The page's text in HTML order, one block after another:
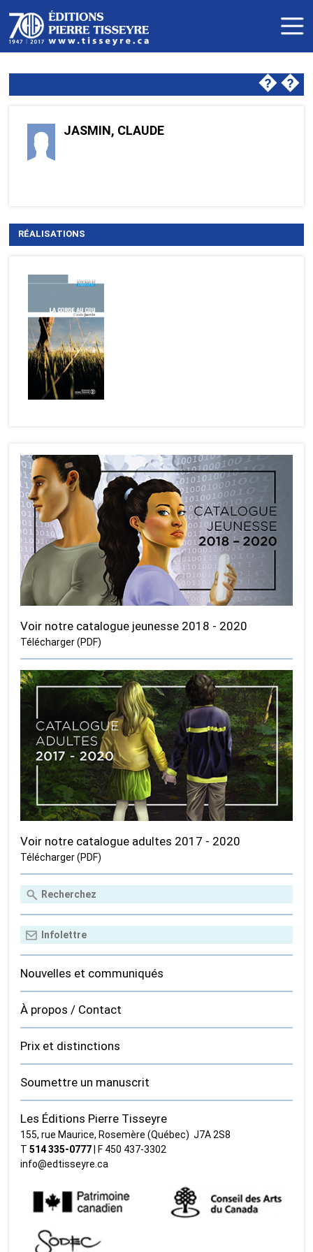
��
JASMIN, CLAUDE
RÉALISATIONS
Voir notre catalogue jeunesse 2018 - 2020
Télécharger (PDF)
Voir notre catalogue adultes 2017 - 2020
Télécharger (PDF)
Nouvelles et communiqués
À propos / Contact
Prix et distinctions
Soumettre un manuscrit
Les Éditions Pierre Tisseyre
155, rue Maurice, Rosemère (Québec) J7A 2S8
T514 335‑0777 | F 450 437‑3302
info@edtisseyre.ca